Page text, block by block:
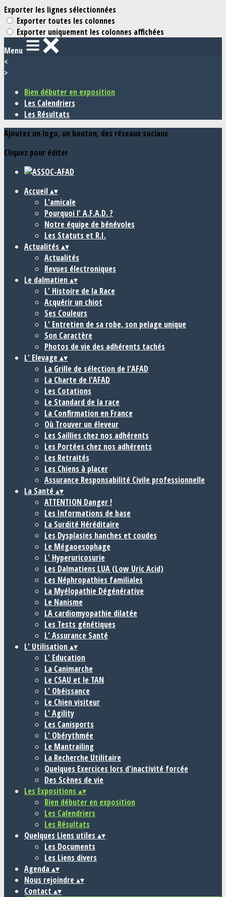
Exporter les lignes sélectionnées
Exporter toutes les colonnes
Exporter uniquement les colonnes affichées
Menu
<
>
Bien débuter en exposition
Les Calendriers
Les Résultats
Ajoutez un logo, un bouton, des réseaux sociaux
Cliquez pour éditer
Accueil▴▾
L'amicale
Pourquoi l' A.F.A.D. ?
Notre équipe de bénévoles
Les Statuts et R.I.
Actualités ▴▾
Actualités
Revues électroniques
Le dalmatien▴▾
L' Histoire de la Race
Acquérir un chiot
Ses Couleurs
L' Entretien de sa robe, son pelage unique
Son Caractère
Photos de vie des adhérents tachés
L' Elevage▴▾
La Grille de sélection de l'AFAD
La Charte de l'AFAD
Les Cotations
Le Standard de la race
La Confirmation en France
Où Trouver un éleveur
Les Saillies chez nos adhérents
Les Portées chez nos adhérents
Les Retraités
Les Chiens à placer
Assurance Responsabilité Civile professionnelle
La Santé▴▾
ATTENTION Danger !
Les Informations de base
La Surdité Héréditaire
Les Dysplasies hanches et coudes
Le Mégaoesophage
L' Hyperuricosurie
Les Dalmatiens LUA (Low Uric Acid)
Les Néphropathies familiales
La Myélopathie Dégénérative
Le Nanisme
LA cardiomyopathie dilatée
Les Tests génétiques
L' Assurance Santé
L' Utilisation▴▾
L' Education
La Canimarche
Le CSAU et le TAN
L' Obéissance
Le Chien visiteur
L' Agility
Les Canisports
L' Obérythmée
Le Mantrailing
La Recherche Utilitaire
Quelques Exercices lors d'inactivité forcée
Des Scènes de vie
Les Expositions ▴▾
Bien débuter en exposition
Les Calendriers
Les Résultats
Quelques Liens utiles ▴▾
Les Documents
Les Liens divers
Agenda▴▾
Nous rejoindre▴▾
Contact ▴▾